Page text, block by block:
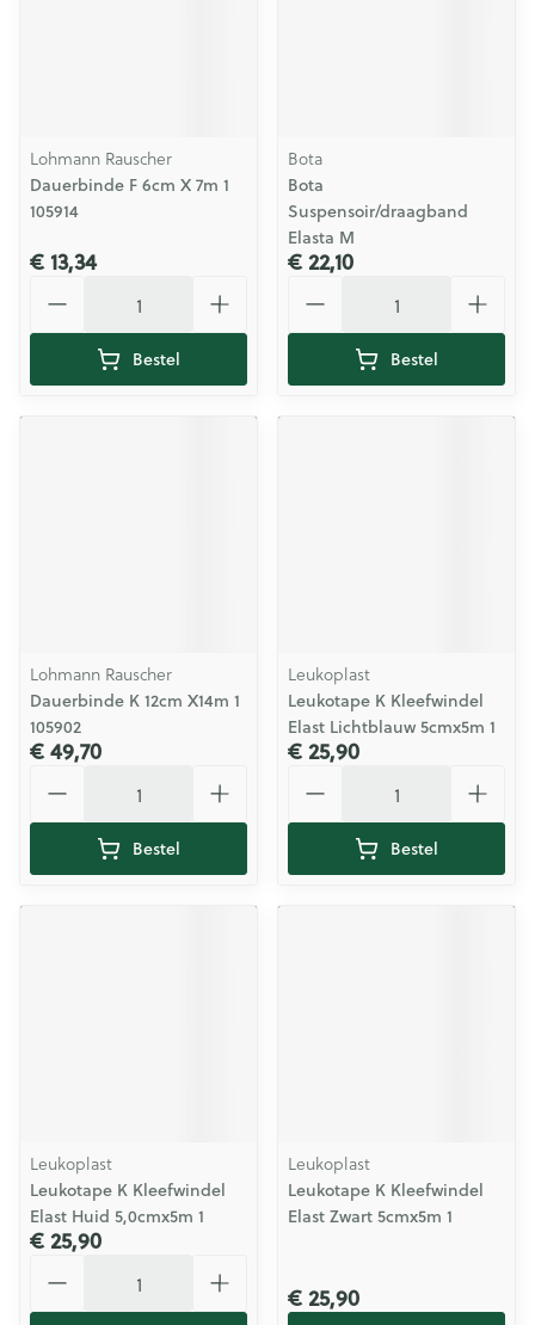
Lohmann Rauscher
Dauerbinde F 6cm X 7m 1
105914
€ 13,34
Bestel
Bota
Bota
Suspensoir/draagband
Elasta M
€ 22,10
Bestel
Lohmann Rauscher
Dauerbinde K 12cm X14m 1
105902
€ 49,70
Bestel
Leukoplast
Leukotape K Kleefwindel
Elast Lichtblauw 5cmx5m 1
€ 25,90
Bestel
Leukoplast
Leukotape K Kleefwindel
Elast Huid 5,0cmx5m 1
€ 25,90
Leukoplast
Leukotape K Kleefwindel
Elast Zwart 5cmx5m 1
€ 25,90